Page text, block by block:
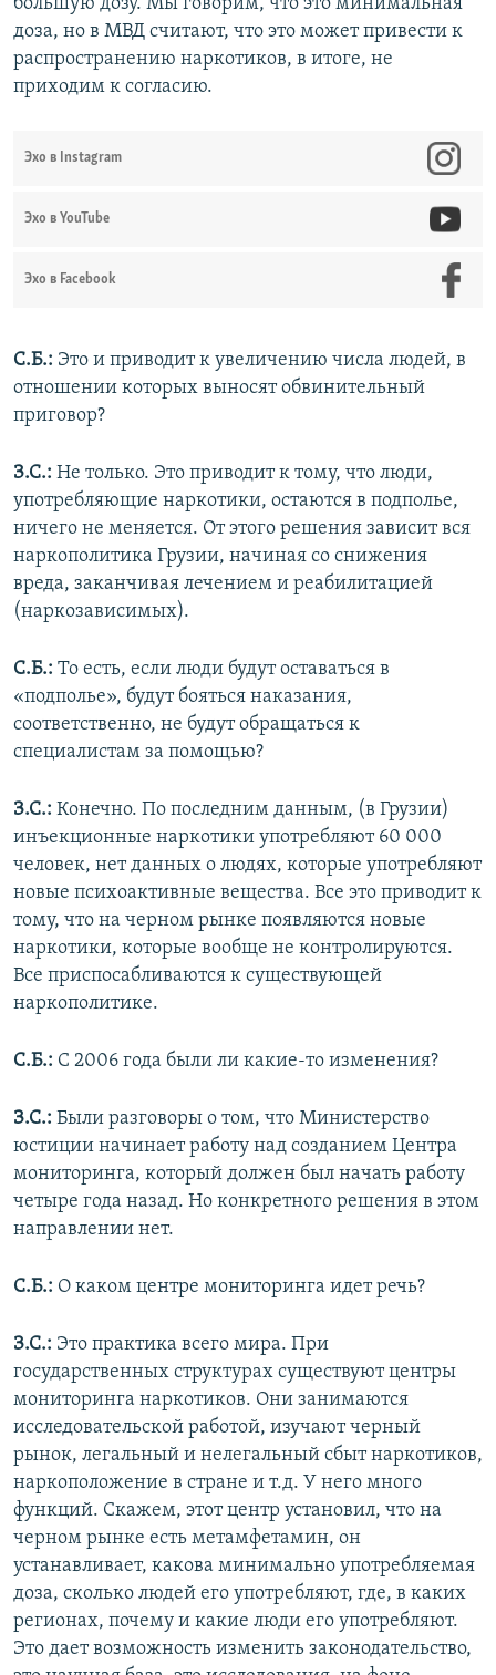
большую дозу. Мы говорим, что это минимальная
доза, но в МВД считают, что это может привести к
распространению наркотиков, в итоге, не
приходим к согласию.
Эхо в Instagram
Эхо в YouTube
Эхо в Facebook
С.Б.: Это и приводит к увеличению числа людей, в
отношении которых выносят обвинительный
приговор?
З.С.: Не только. Это приводит к тому, что люди,
употребляющие наркотики, остаются в подполье,
ничего не меняется. От этого решения зависит вся
наркополитика Грузии, начиная со снижения
вреда, заканчивая лечением и реабилитацией
(наркозависимых).
С.Б.: То есть, если люди будут оставаться в
«подполье», будут бояться наказания,
соответственно, не будут обращаться к
специалистам за помощью?
З.С.: Конечно. По последним данным, (в Грузии)
инъекционные наркотики употребляют 60 000
человек, нет данных о людях, которые употребляют
новые психоактивные вещества. Все это приводит к
тому, что на черном рынке появляются новые
наркотики, которые вообще не контролируются.
Все приспосабливаются к существующей
наркополитике.
С.Б.: С 2006 года были ли какие-то изменения?
З.С.: Были разговоры о том, что Министерство
юстиции начинает работу над созданием Центра
мониторинга, который должен был начать работу
четыре года назад. Но конкретного решения в этом
направлении нет.
С.Б.: О каком центре мониторинга идет речь?
З.С.: Это практика всего мира. При
государственных структурах существуют центры
мониторинга наркотиков. Они занимаются
исследовательской работой, изучают черный
рынок, легальный и нелегальный сбыт наркотиков,
наркоположение в стране и т.д. У него много
функций. Скажем, этот центр установил, что на
черном рынке есть метамфетамин, он
устанавливает, какова минимально употребляемая
доза, сколько людей его употребляют, где, в каких
регионах, почему и какие люди его употребляют.
Это дает возможность изменить законодательство,